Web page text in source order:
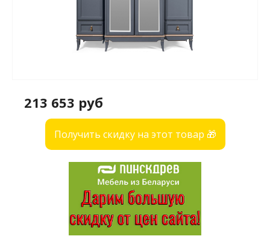
213 653 руб
Получить скидку на этот товар 🎁